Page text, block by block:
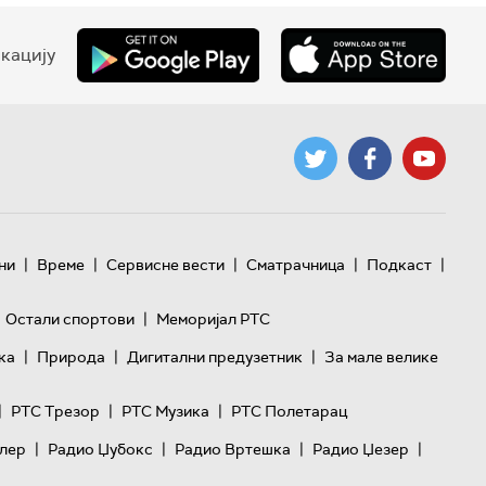
| Време | Сервисне вести | Сматрачница | Подкаст |
Остали спортови | Меморијал РТС
| Природа | Дигитални предузетник | За мале велике
| РТС Трезор | РТС Музика | РТС Полетарац
| Радио Џубокс | Радио Вртешка | Радио Џезер |